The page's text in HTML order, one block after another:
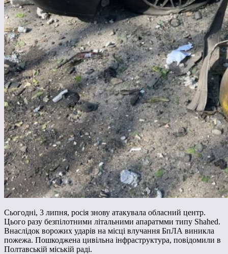
Сьогодні, 3 липня, росія знову атакувала обласний центр.
Цього разу безпілотними літальними апаратмми типу Shahed.
Внаслідок ворожих ударів на місці влучання БпЛА виникла
пожежа. Пошкоджена цивільна інфраструктура, повідомили в
Полтавській міській раді.